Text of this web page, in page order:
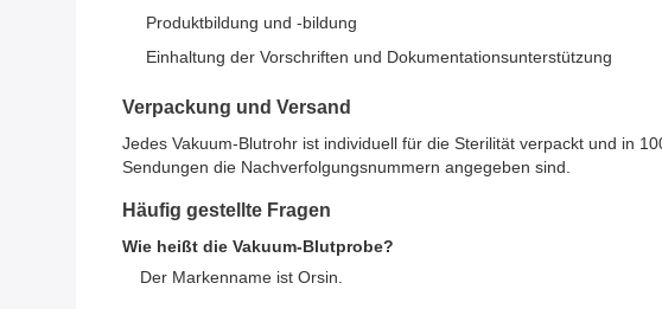
Produktbildung und -bildung
Einhaltung der Vorschriften und Dokumentationsunterstützung
Verpackung und Versand
Jedes Vakuum-Blutrohr ist individuell für die Sterilität verpackt und in
Sendungen die Nachverfolgungsnummern angegeben sind.
Häufig gestellte Fragen
Wie heißt die Vakuum-Blutprobe?
Der Markenname ist Orsin.